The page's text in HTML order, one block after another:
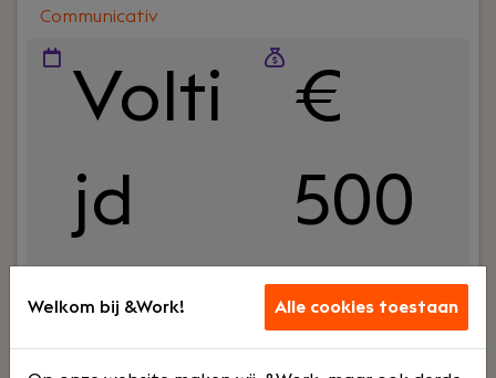
Communicativ
Volti
jd
€
500
0 - €
Welkom bij &Work! Alle cookies toestaan